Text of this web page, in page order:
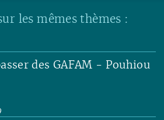
les mêmes thèmes :
des GAFAM - Pouhiou